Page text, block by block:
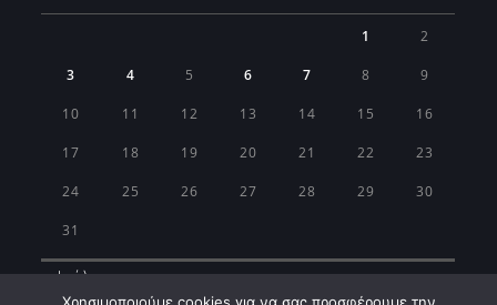
1 2
3 4 5 6 7 8 9
10 11 12 13 14 15 16
17 18 19 20 21 22 23
24 25 26 27 28 29 30
31
« Ιούλ